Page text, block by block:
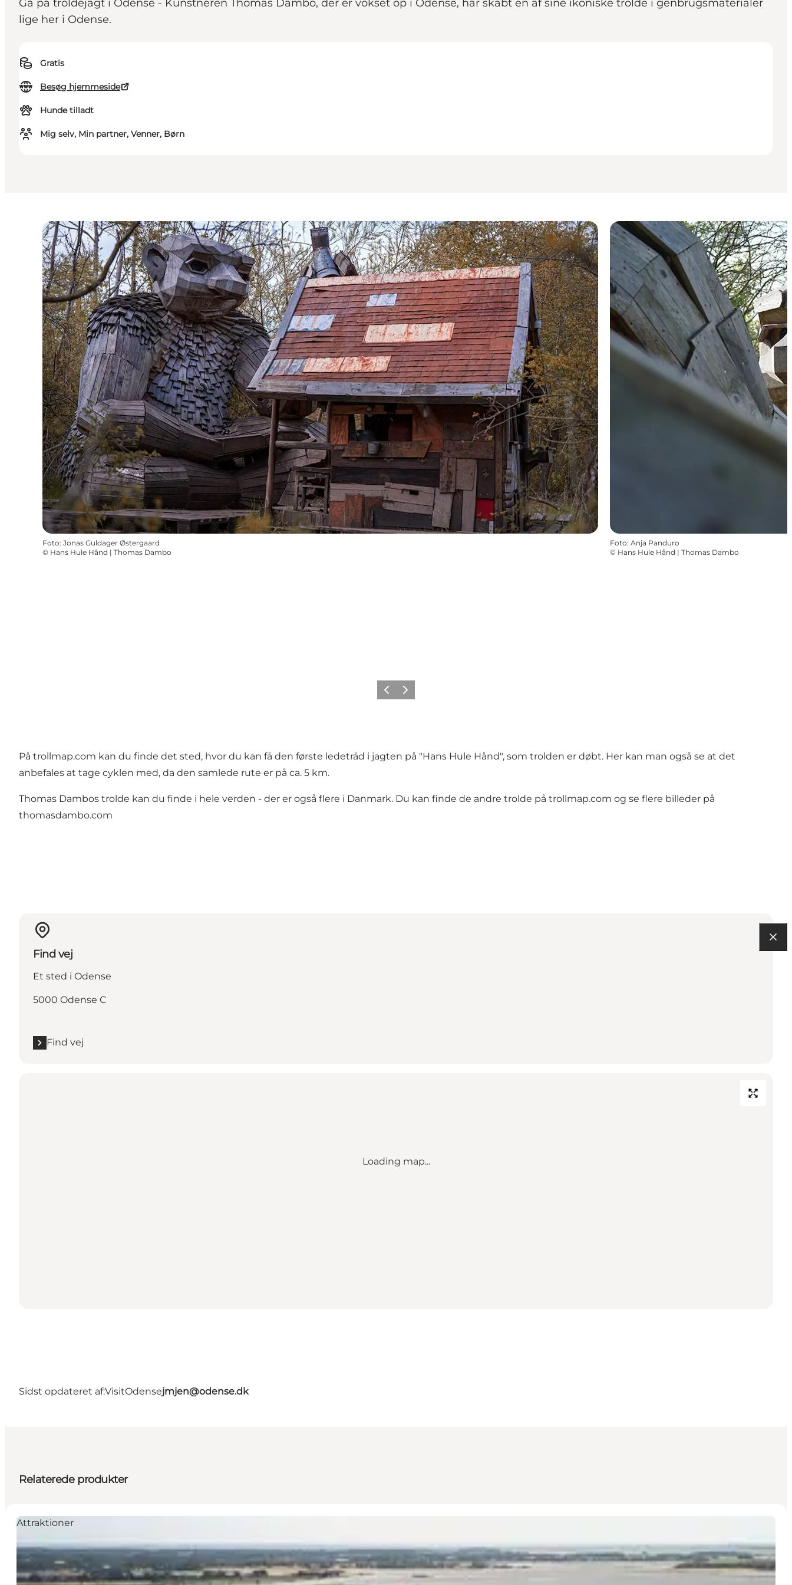
Gå på troldejagt i Odense - Kunstneren Thomas Dambo, der er vokset op i Odense, har skabt en af sine ikoniske trolde i genbrugsmaterialer
lige her i Odense.
Gratis
Besøg hjemmeside
Hunde tilladt
Mig selv, Min partner, Venner, Børn
Foto: Jonas Guldager Østergaard
© Hans Hule Hånd | Thomas Dambo
Foto: Anja Panduro
© Hans Hule Hånd | Thomas Dambo
ForrigeNæste
På trollmap.com kan du finde det sted, hvor du kan få den første ledetråd i jagten på "Hans Hule Hånd", som trolden er døbt. Her kan man også se at det
anbefales at tage cyklen med, da den samlede rute er på ca. 5 km.
Thomas Dambos trolde kan du finde i hele verden - der er også flere i Danmark. Du kan finde de andre trolde på trollmap.com og se flere billeder på
thomasdambo.com
Find vej
Et sted i Odense
5000 Odense C
Find vej
Loading map...
Sidst opdateret af:VisitOdensejmjen@odense.dk
Relaterede produkter
Attraktioner